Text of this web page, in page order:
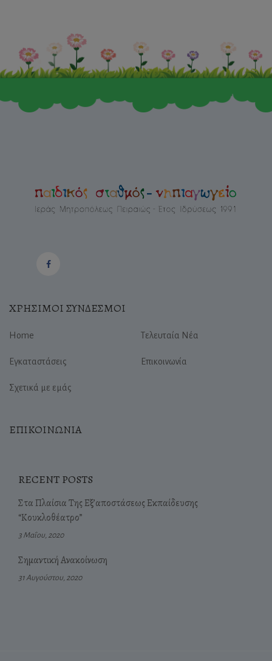
ΧΡΗΣΙΜΟΙ ΣΥΝΔΕΣΜΟΙ
Home
Εγκαταστάσεις
Σχετικά με εμάς
Τελευταία Νέα
Επικοινωνία
ΕΠΙΚΟΙΝΩΝΙΑ
RECENT POSTS
Στα Πλαίσια Της Εξ’αποστάσεως Εκπαίδευσης
“Κουκλοθέατρο”
3 Μαΐου, 2020
Σημαντική Ανακοίνωση
31 Αυγούστου, 2020